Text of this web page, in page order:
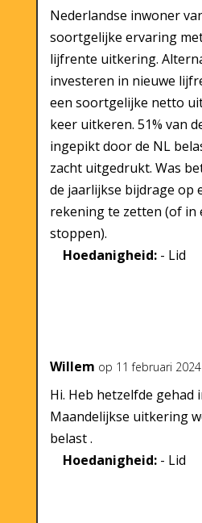
Nederlandse inwoner
soortgelijke ervaring met
lijfrente uitkering.
investeren in nieuwe
een soortgelijke netto
keer uitkeren. 51% van
ingepikt door de NL
zacht uitgedrukt. Was
de jaarlijkse bijdrage op
rekening te zetten (of in
stoppen).
Hoedanigheid:- Lid
Willem op 11 februari
Hi. Heb hetzelfde gehad
Maandelijkse uitkering
belast .
Hoedanigheid:- Lid